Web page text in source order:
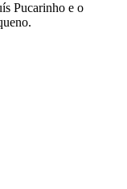
Pucarinho e o